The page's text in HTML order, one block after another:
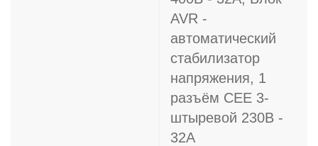
AVR -
автоматический
стабилизатор
напряжения, 1
разъём CEE 3-
штыревой 230В -
32A